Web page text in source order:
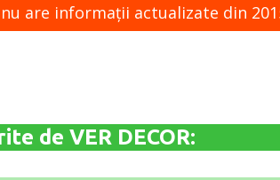
are informaţii actualizate din
de VER DECOR: